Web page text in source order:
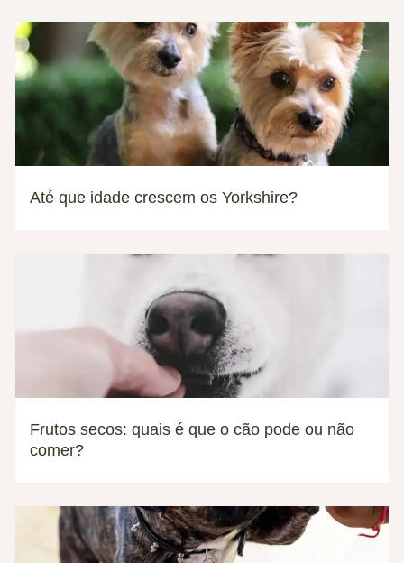
Até que idade crescem os Yorkshire?
Frutos secos: quais é que o cão pode ou não
comer?